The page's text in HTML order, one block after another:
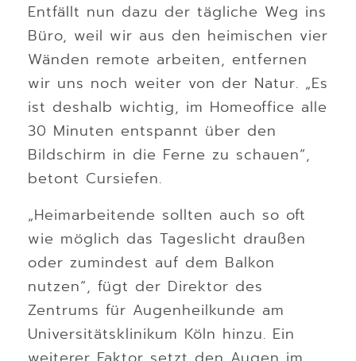
Entfällt nun dazu der tägliche Weg ins
Büro, weil wir aus den heimischen vier
Wänden remote arbeiten, entfernen
wir uns noch weiter von der Natur. „Es
ist deshalb wichtig, im Homeoffice alle
30 Minuten entspannt über den
Bildschirm in die Ferne zu schauen“,
betont Cursiefen.
„Heimarbeitende sollten auch so oft
wie möglich das Tageslicht draußen
oder zumindest auf dem Balkon
nutzen“, fügt der Direktor des
Zentrums für Augenheilkunde am
Universitätsklinikum Köln hinzu. Ein